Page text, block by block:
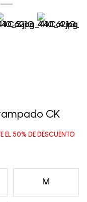
CK
EL 50% DE DESCUENTO
M